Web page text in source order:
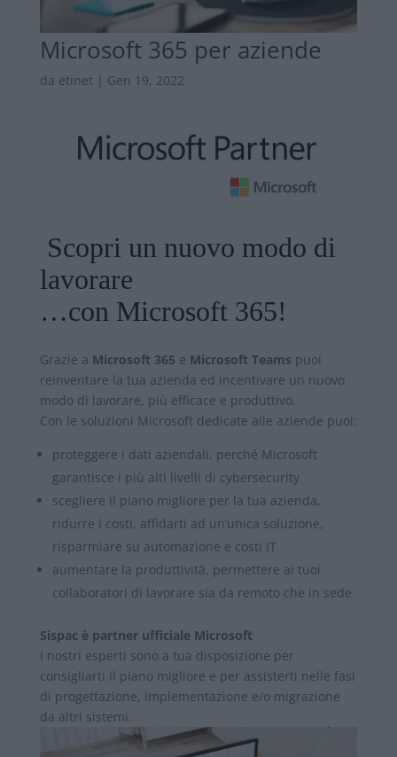
Microsoft 365 per aziende
da etinet | Gen 19, 2022
Scopri un nuovo modo di
lavorare
…con Microsoft 365!
Grazie a Microsoft 365 e Microsoft Teams puoi
reinventare la tua azienda ed incentivare un nuovo
modo di lavorare, più efficace e produttivo.
Con le soluzioni Microsoft dedicate alle aziende puoi:
proteggere i dati aziendali, perché Microsoft
garantisce i più alti livelli di cybersecurity
scegliere il piano migliore per la tua azienda,
ridurre i costi, affidarti ad un’unica soluzione,
risparmiare su automazione e costi IT
aumentare la produttività, permettere ai tuoi
collaboratori di lavorare sia da remoto che in sede
Sispac è partner ufficiale Microsoft
I nostri esperti sono a tua disposizione per
consigliarti il piano migliore e per assisterti nelle fasi
di progettazione, implementazione e/o migrazione
da altri sistemi.